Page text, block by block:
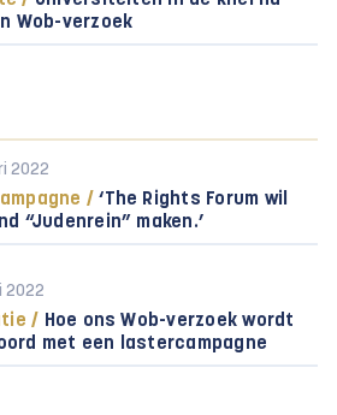
Wob-verzoek
2022
/ ‘The Rights Forum wil
“Judenrein” maken.’
2022
/ Hoe ons Wob-verzoek wordt
met een lastercampagne